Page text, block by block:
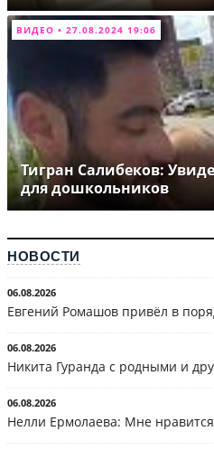
ВИДЕО • 27.08.2024 19:06
Тигран Салибеков:
для дошкольников
НОВОСТИ
06.08.2026
Евгений Ромашов привёл в
06.08.2026
Никита Гуранда с родными и
06.08.2026
Нелли Ермолаева: Мне